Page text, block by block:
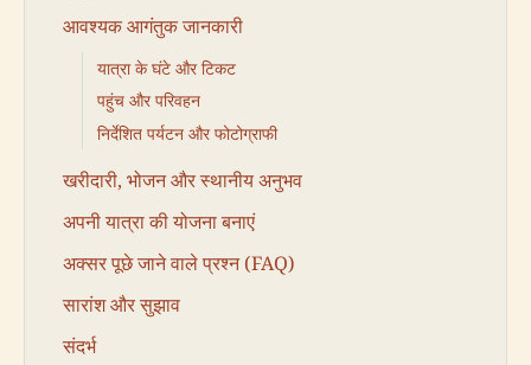
आवश्यक आगंतुक जानकारी
यात्रा के घंटे और टिकट
पहुंच और परिवहन
निर्देशित पर्यटन और फोटोग्राफी
खरीदारी, भोजन और स्थानीय अनुभव
अपनी यात्रा की योजना बनाएं
अक्सर पूछे जाने वाले प्रश्न (FAQ)
सारांश और सुझाव
संदर्भ